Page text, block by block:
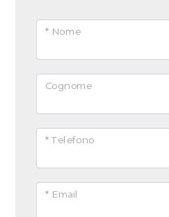
* Nome
Cognome
* Telefono
* Email